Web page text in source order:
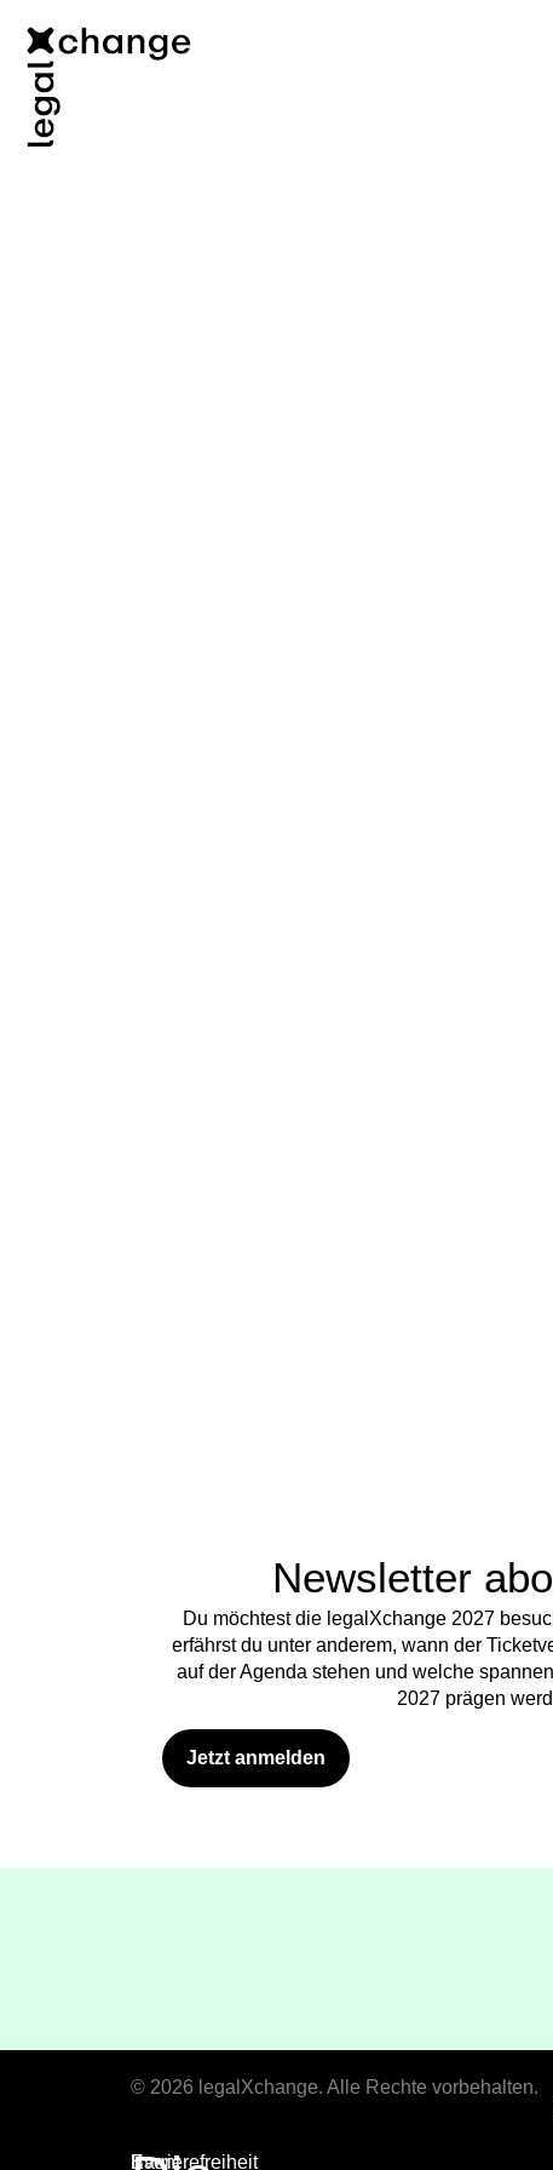
Newsletter
Du möchtest die legalXchange 2027
erfährst du unter anderem, wann der
auf der Agenda stehen und welche
2027 prägen
Jetzt anmelden
Event
Barrierefreiheit
© 2026 legalXchange. Alle Rechte vorbehalten.